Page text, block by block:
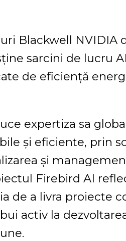
Blackwell NVIDIA
sarcini de lucru
de eficiență
expertiza sa
și eficiente, prin
și
Firebird AI
de a livra proiecte
activ la